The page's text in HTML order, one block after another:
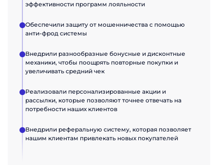
эффективности программ лояльности
Обеспечили защиту от мошенничества с помощью
анти-фрод системы
Внедрили разнообразные бонусные и дисконтные
механики, чтобы поощрять повторные покупки и
увеличивать средний чек
Реализовали персонализированные акции и
рассылки, которые позволяют точнее отвечать на
потребности наших клиентов
Внедрили реферальную систему, которая позволяет
нашим клиентам привлекать новых покупателей